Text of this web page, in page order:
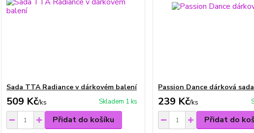
Sada TTA Radiance v dárkovém balení
509 Kč/ks Skladem 1 ks
Přidat do košíku
Passion Dance dárková sada
239 Kč/ks
Přidat do